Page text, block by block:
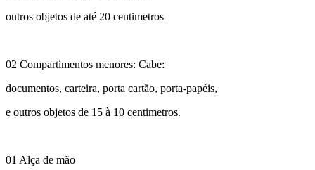
outros objetos de até 20 centimetros
02 Compartimentos menores: Cabe:
documentos, carteira, porta cartão, porta-papéis,
e outros objetos de 15 à 10 centimetros.
01 Alça de mão